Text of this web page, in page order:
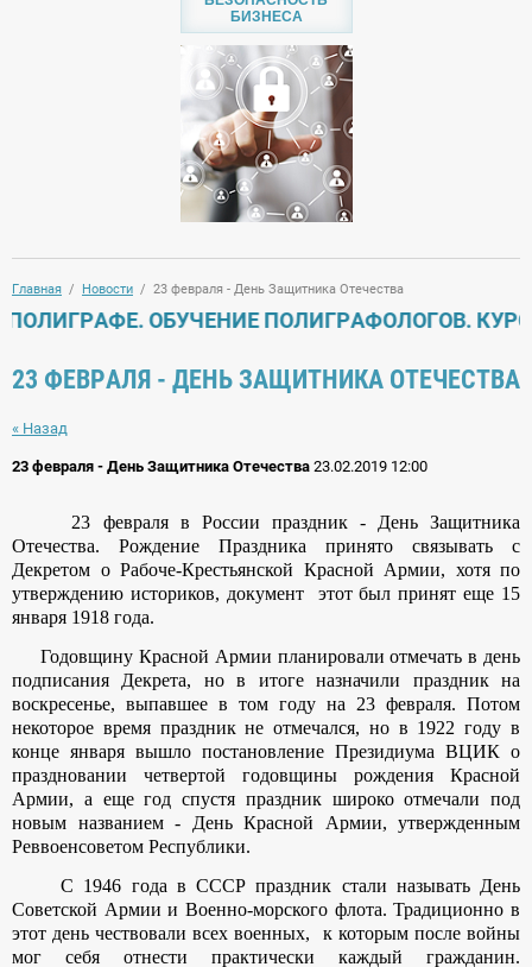
БИЗНЕСА
Главная
  /
Новости
  /  23 февраля - День Защитника Отечества
ОБУЧЕНИЕ ПОЛИГРАФОЛОГОВ. КУРСЫ
23 ФЕВРАЛЯ - ДЕНЬ ЗАЩИТНИКА ОТЕЧЕСТВА
« Назад
23 февраля - День Защитника Отечества 23.02.2019 12:00
23 февраля в России праздник - День Защитника
Отечества. Рождение Праздника принято связывать с
Декретом о Рабоче-Крестьянской Красной Армии, хотя по
утверждению историков, документ этот был принят еще 15
января 1918 года.
Годовщину Красной Армии планировали отмечать в день
подписания Декрета, но в итоге назначили праздник на
воскресенье, выпавшее в том году на 23 февраля. Потом
некоторое время праздник не отмечался, но в 1922 году в
конце января вышло постановление Президиума ВЦИК о
праздновании четвертой годовщины рождения Красной
Армии, а еще год спустя праздник широко отмечали под
новым названием - День Красной Армии, утвержденным
Реввоенсоветом Республики.
С 1946 года в СССР праздник стали называть День
Советской Армии и Военно-морского флота. Традиционно в
этот день чествовали всех военных, к которым после войны
мог себя отнести практически каждый гражданин.